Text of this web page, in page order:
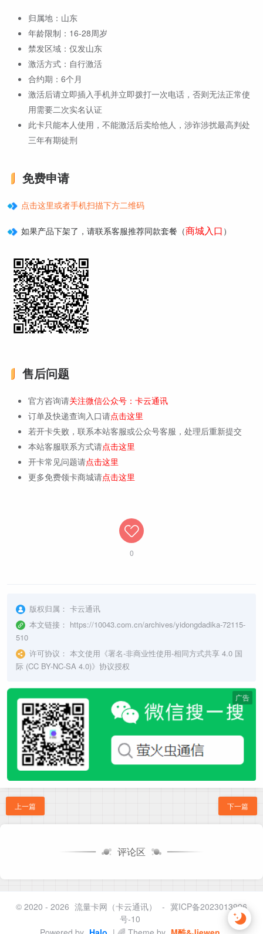
归属地：山东
年龄限制：16-28周岁
禁发区域：仅发山东
激活方式：自行激活
合约期：6个月
激活后请立即插入手机并立即拨打一次电话，否则无法正常使
用需要二次实名认证
此卡只能本人使用，不能激活后卖给他人，涉诈涉扰最高判处
三年有期徒刑
免费申请
点击这里或者手机扫描下方二维码
如果产品下架了，请联系客服推荐同款套餐（商城入口 ）
售后问题
官方咨询请关注微信公众号：卡云通讯
订单及快递查询入口请点击这里
若开卡失败，联系本站客服或公众号客服，处理后重新提交
本站客服联系方式请点击这里
开卡常见问题请点击这里
更多免费领卡商城请点击这里
0
版权归属： 卡云通讯
本文链接： https://10043.com.cn/archives/yidongdadika-72115-
510
许可协议： 本文使用《署名-非商业性使用-相同方式共享 4.0 国
际 (CC BY-NC-SA 4.0)》协议授权
广告
上一篇 下一篇
评论区
© 2020 - 2026 流量卡网（卡云通讯） - 冀ICP备2023013996
号-10